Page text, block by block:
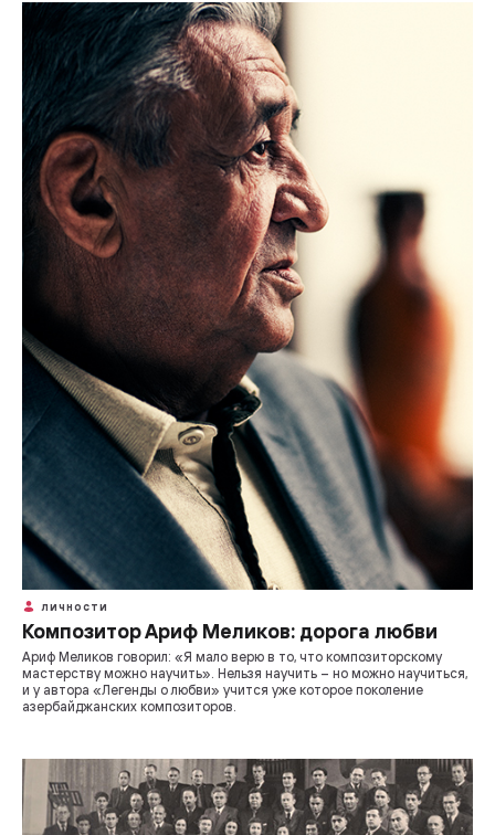
ЛИЧНОСТИ
Композитор Ариф Меликов: дорога любви
Ариф Меликов говорил: «Я мало верю в то, что композиторскому
мастерству можно научить». Нельзя научить – но можно научиться,
и у автора «Легенды о любви» учится уже которое поколение
азербайджанских композиторов.